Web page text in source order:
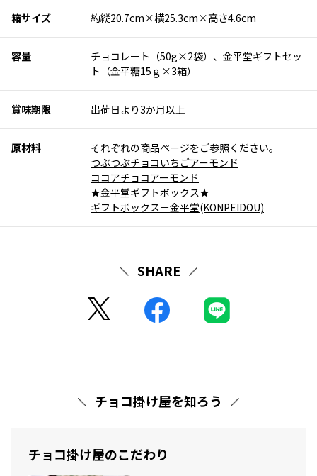
箱サイズ 約縦20.7cm×横25.3cm×高さ4.6cm
容量
チョコレート（50g×2袋）、金平堂ギフトセッ
ト（金平糖15ｇ×3箱）
賞味期限 出荷日より3か月以上
原材料
それぞれの商品ページをご参照ください。
つぶつぶチョコいちごアーモンド
ココアチョコアーモンド
★金平堂ギフトボックス★
ギフトボックス－金平堂(KONPEIDOU)
SHARE
チョコ掛け屋を知ろう
チョコ掛け屋のこだわり